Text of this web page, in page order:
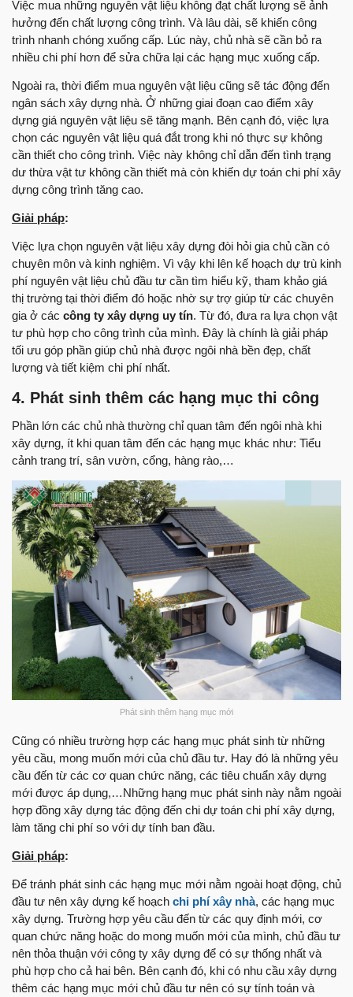
Việc mua những nguyên vật liệu không đạt chất lượng sẽ ảnh
hưởng đến chất lượng công trình. Và lâu dài, sẽ khiến công
trình nhanh chóng xuống cấp. Lúc này, chủ nhà sẽ cần bỏ ra
nhiều chi phí hơn để sửa chữa lại các hạng mục xuống cấp.
Ngoài ra, thời điểm mua nguyên vật liệu cũng sẽ tác động đến
ngân sách xây dựng nhà. Ở những giai đoạn cao điểm xây
dựng giá nguyên vật liệu sẽ tăng mạnh. Bên cạnh đó, việc lựa
chọn các nguyên vật liệu quá đắt trong khi nó thực sự không
cần thiết cho công trình. Việc này không chỉ dẫn đến tình trạng
dư thừa vật tư không cần thiết mà còn khiến dự toán chi phí xây
dựng công trình tăng cao.
Giải pháp:
Việc lựa chọn nguyên vật liệu xây dựng đòi hỏi gia chủ cần có
chuyên môn và kinh nghiệm. Vì vậy khi lên kế hoạch dự trù kinh
phí nguyên vật liệu chủ đầu tư cần tìm hiểu kỹ, tham khảo giá
thị trường tại thời điểm đó hoặc nhờ sự trợ giúp từ các chuyên
gia ở các công ty xây dựng uy tín. Từ đó, đưa ra lựa chọn vật
tư phù hợp cho công trình của mình. Đây là chính là giải pháp
tối ưu góp phần giúp chủ nhà được ngôi nhà bền đẹp, chất
lượng và tiết kiệm chi phí nhất.
4. Phát sinh thêm các hạng mục thi công
Phần lớn các chủ nhà thường chỉ quan tâm đến ngôi nhà khi
xây dựng, ít khi quan tâm đến các hạng mục khác như: Tiểu
cảnh trang trí, sân vườn, cổng, hàng rào,…
Phát sinh thêm hạng mục mới
Cũng có nhiều trường hợp các hạng mục phát sinh từ những
yêu cầu, mong muốn mới của chủ đầu tư. Hay đó là những yêu
cầu đến từ các cơ quan chức năng, các tiêu chuẩn xây dựng
mới được áp dụng,…Những hạng mục phát sinh này nằm ngoài
hợp đồng xây dựng tác động đến chi dự toán chi phí xây dựng,
làm tăng chi phí so với dự tính ban đầu.
Giải pháp:
Để tránh phát sinh các hạng mục mới nằm ngoài hoạt động, chủ
đầu tư nên xây dựng kế hoạch chi phí xây nhà, các hạng mục
xây dựng. Trường hợp yêu cầu đến từ các quy định mới, cơ
quan chức năng hoặc do mong muốn mới của mình, chủ đầu tư
nên thỏa thuận với công ty xây dựng để có sự thống nhất và
phù hợp cho cả hai bên. Bên cạnh đó, khi có nhu cầu xây dựng
thêm các hạng mục mới chủ đầu tư nên có sự tính toán và